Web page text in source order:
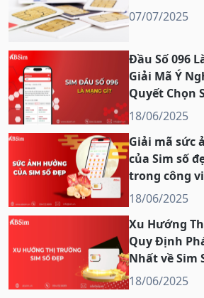
07/07/2025
Đầu Số 096
Giải Mã Ý
Quyết Chọn
096
18/06/2025
Giải mã sức
của Sim số
trong công
18/06/2025
Xu Hướng
Quy Định
Nhất về Sim
18/06/2025